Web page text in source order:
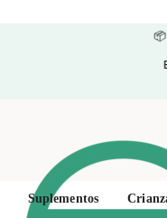
📦
Suplementos